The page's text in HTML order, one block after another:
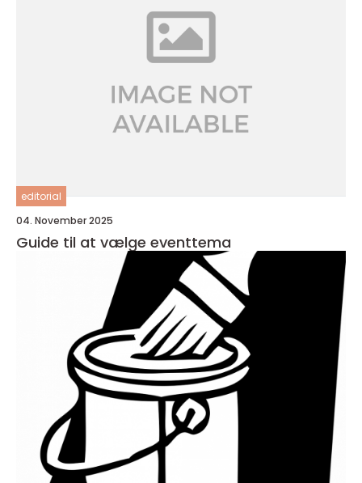
editorial
04. November 2025
Guide til at vælge eventtema